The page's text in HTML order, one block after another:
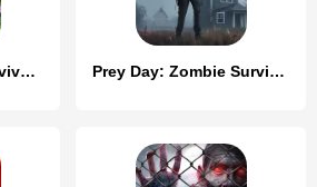
Bunker: Zombie Survival Games Prey Day: Zombie Survival